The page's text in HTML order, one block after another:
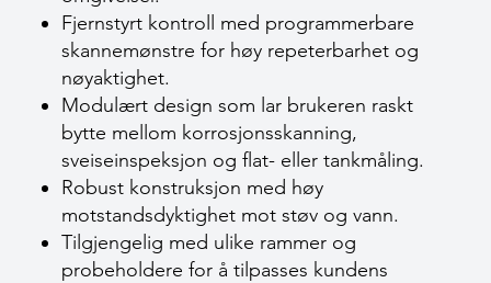
Fjernstyrt kontroll med programmerbare
skannemønstre for høy repeterbarhet og
nøyaktighet.
Modulært design som lar brukeren raskt
bytte mellom korrosjonsskanning,
sveiseinspeksjon og flat- eller tankmåling.
Robust konstruksjon med høy
motstandsdyktighet mot støv og vann.
Tilgjengelig med ulike rammer og
probeholdere for å tilpasses kundens